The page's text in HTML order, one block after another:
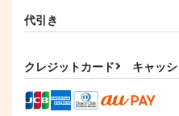
グラスハート キラー
チューン
それをア
まだ
代引き
クレジットカード キャッ